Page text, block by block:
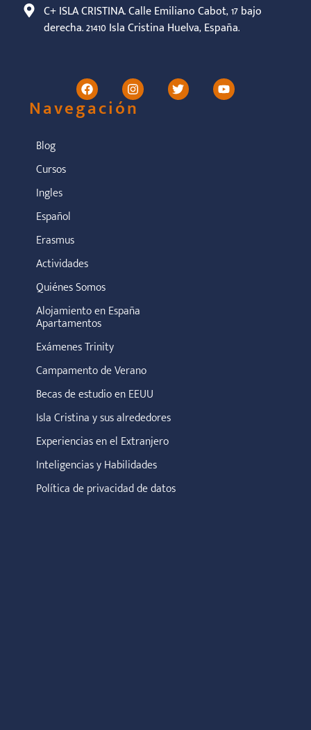
C+ ISLA CRISTINA. Calle Emiliano Cabot, 17 bajo
derecha. 21410 Isla Cristina Huelva, España.
Navegación
Blog
Cursos
Ingles
Español
Erasmus
Actividades
Quiénes Somos
Alojamiento en España
Apartamentos
Exámenes Trinity
Campamento de Verano
Becas de estudio en EEUU
Isla Cristina y sus alrededores
Experiencias en el Extranjero
Inteligencias y Habilidades
Política de privacidad de datos